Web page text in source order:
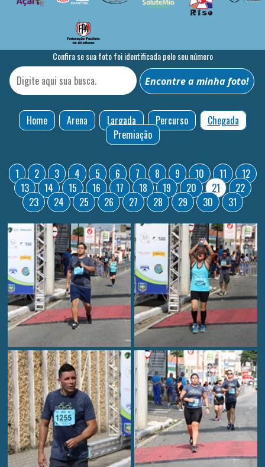
Confira se sua foto foi identificada pelo seu número
Home Arena Largada Percurso
Chegada
Premiação
1 2 3 4 5 6 7 8 9 10 11
12
13
14 15 16 17 18 19 20 21
22
23
24 25 26 27 28 29 30 31